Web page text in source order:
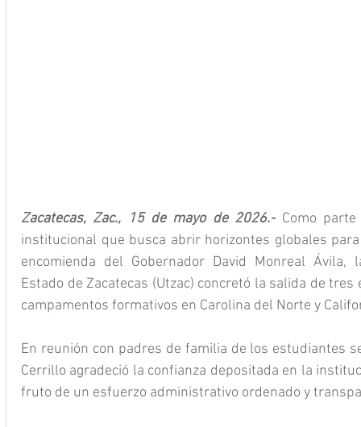
Zacatecas, Zac., 15 de mayo de 2026.- Como parte
institucional que busca abrir horizontes globales
encomienda del Gobernador David Monreal Ávila,
Estado de Zacatecas (Utzac) concretó la salida de
campamentos formativos en Carolina del Norte y
En reunión con padres de familia de los estudiantes
Cerrillo agradeció la confianza depositada en la
fruto de un esfuerzo administrativo ordenado y